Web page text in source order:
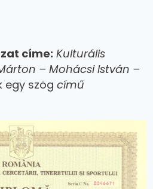
címe: Kulturális
– Mohácsi István –
egy szög című